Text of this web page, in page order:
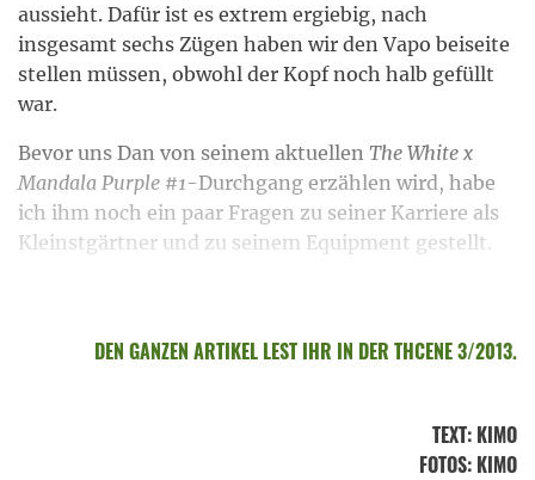
aussieht. Dafür ist es extrem ergiebig, nach
insgesamt sechs Zügen haben wir den Vapo beiseite
stellen müssen, obwohl der Kopf noch halb gefüllt
war.
Bevor uns Dan von seinem aktuellen The White x
Mandala Purple #1-Durchgang erzählen wird, habe
ich ihm noch ein paar Fragen zu seiner Karriere als
Kleinstgärtner und zu seinem Equipment gestellt.
DEN GANZEN ARTIKEL LEST IHR IN DER THCENE 3/2013.
TEXT: KIMO
FOTOS: KIMO